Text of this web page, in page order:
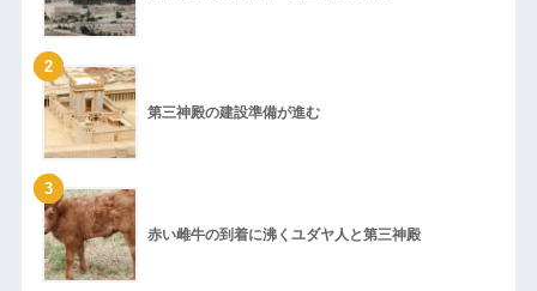
2
第三神殿の建設準備が進む
3
赤い雌牛の到着に沸くユダヤ人と第三神殿